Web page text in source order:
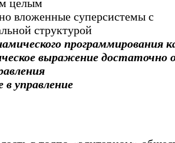
целым
вложенные суперсистемы с
структурой
программирования
выражение достаточно
управление